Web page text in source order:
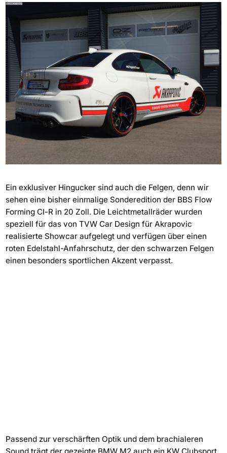
Ein exklusiver Hingucker sind auch die Felgen, denn wir
sehen eine bisher einmalige Sonderedition der BBS Flow
Forming CI-R in 20 Zoll. Die Leichtmetallräder wurden
speziell für das von TVW Car Design für Akrapovic
realisierte Showcar aufgelegt und verfügen über einen
roten Edelstahl-Anfahrschutz, der den schwarzen Felgen
einen besonders sportlichen Akzent verpasst.
Passend zur verschärften Optik und dem brachialeren
Sound trägt der gezeigte BMW M2 auch ein KW Clubsport